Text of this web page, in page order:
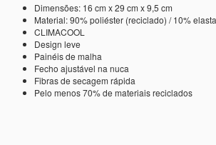
Dimensões: 16 cm x 29 cm x 9,5 cm
Material: 90% poliéster (reciclado) / 10%
CLIMACOOL
Design leve
Painéis de malha
Fecho ajustável na nuca
Fibras de secagem rápida
Pelo menos 70% de materiais reciclados